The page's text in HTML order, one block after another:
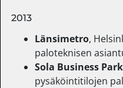
2013
Länsimetro,
paloteknisen
Sola Business Park
pysäköintitilojen